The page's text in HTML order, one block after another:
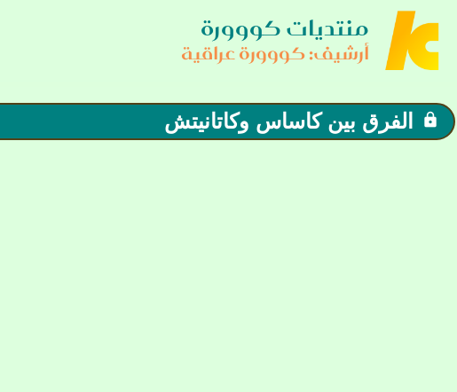
منتديات كووورة
أرشيف: كووورة عراقية
 الفرق بين كاساس وكاتانيتش